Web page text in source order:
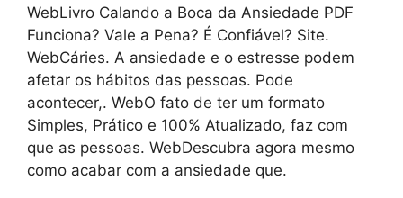
WebLivro Calando a Boca da Ansiedade PDF
Funciona? Vale a Pena? É Confiável? Site.
WebCáries. A ansiedade e o estresse podem
afetar os hábitos das pessoas. Pode
acontecer,. WebO fato de ter um formato
Simples, Prático e 100% Atualizado, faz com
que as pessoas. WebDescubra agora mesmo
como acabar com a ansiedade que.